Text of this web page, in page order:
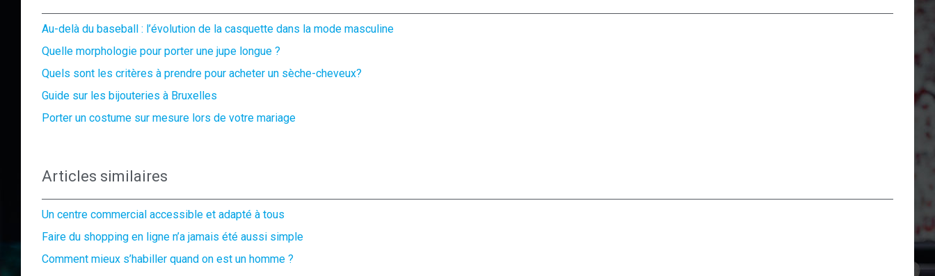
Au-delà du baseball : l’évolution de la casquette dans la mode masculine
Quelle morphologie pour porter une jupe longue ?
Quels sont les critères à prendre pour acheter un sèche-cheveux?
Guide sur les bijouteries à Bruxelles
Porter un costume sur mesure lors de votre mariage
Articles similaires
Un centre commercial accessible et adapté à tous
Faire du shopping en ligne n’a jamais été aussi simple
Comment mieux s’habiller quand on est un homme ?